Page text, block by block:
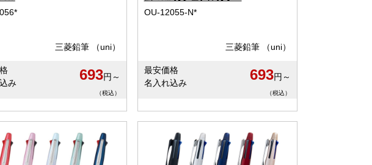
三菱鉛筆 （uni）
み
693円～
（税込）
OU-12055-N*
三菱鉛筆 （uni）
最安価格
名入れ込み
693円～
（税込）